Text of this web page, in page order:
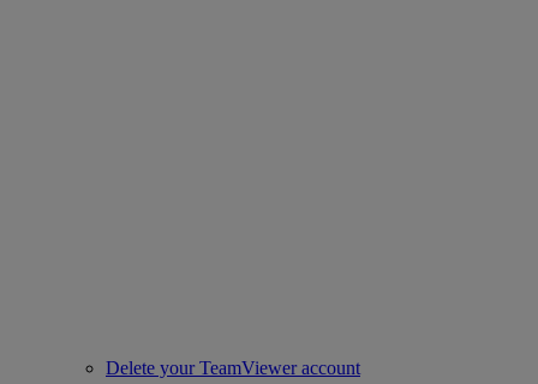
Delete your TeamViewer account